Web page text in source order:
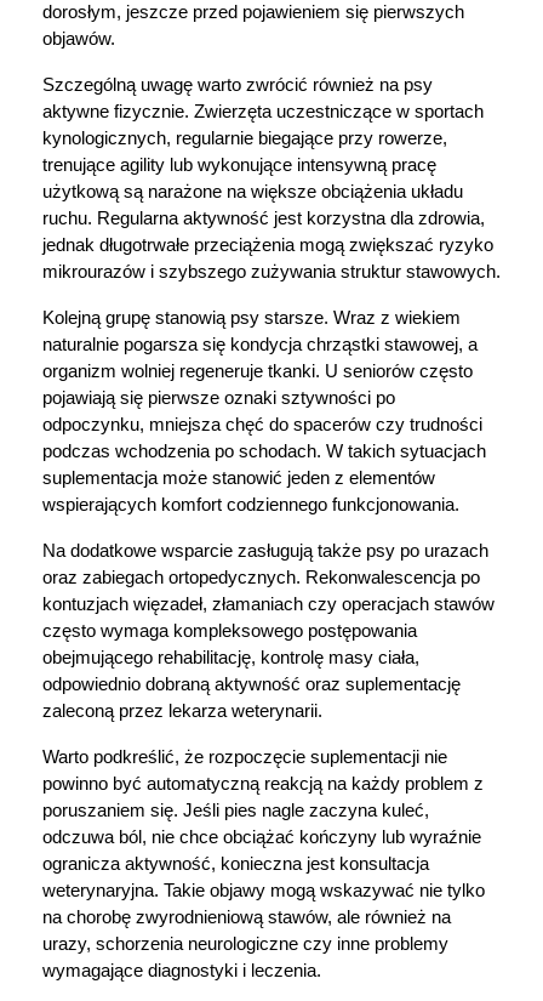
Korzystamy z plików cookies w celu
dostosowania zawartości serwisu do Twoich
preferencji. Więcej informacji znajdziesz w
naszejpolityce prywatności. Możesz określić
warunki przechowywania lub dostępu do
cookies poprzez kliknięcie przycisku
"Ustawienia" lub możesz zaakceptować
ustawienia wszystkich cookies klikając
AKCEPTUJĘ WSZYSTKIE
Ustawienia
AKCEPTUJĘ WSZYSTKIE
dorosłym, jeszcze przed pojawieniem się pierwszych
objawów.
Szczególną uwagę warto zwrócić również na psy
aktywne fizycznie. Zwierzęta uczestniczące w sportach
kynologicznych, regularnie biegające przy rowerze,
trenujące agility lub wykonujące intensywną pracę
użytkową są narażone na większe obciążenia układu
ruchu. Regularna aktywność jest korzystna dla zdrowia,
jednak długotrwałe przeciążenia mogą zwiększać ryzyko
mikrourazów i szybszego zużywania struktur stawowych.
Kolejną grupę stanowią psy starsze. Wraz z wiekiem
naturalnie pogarsza się kondycja chrząstki stawowej, a
organizm wolniej regeneruje tkanki. U seniorów często
pojawiają się pierwsze oznaki sztywności po
odpoczynku, mniejsza chęć do spacerów czy trudności
podczas wchodzenia po schodach. W takich sytuacjach
suplementacja może stanowić jeden z elementów
wspierających komfort codziennego funkcjonowania.
Na dodatkowe wsparcie zasługują także psy po urazach
oraz zabiegach ortopedycznych. Rekonwalescencja po
kontuzjach więzadeł, złamaniach czy operacjach stawów
często wymaga kompleksowego postępowania
obejmującego rehabilitację, kontrolę masy ciała,
odpowiednio dobraną aktywność oraz suplementację
zaleconą przez lekarza weterynarii.
Warto podkreślić, że rozpoczęcie suplementacji nie
powinno być automatyczną reakcją na każdy problem z
poruszaniem się. Jeśli pies nagle zaczyna kuleć,
odczuwa ból, nie chce obciążać kończyny lub wyraźnie
ogranicza aktywność, konieczna jest konsultacja
weterynaryjna. Takie objawy mogą wskazywać nie tylko
na chorobę zwyrodnieniową stawów, ale również na
urazy, schorzenia neurologiczne czy inne problemy
wymagające diagnostyki i leczenia.